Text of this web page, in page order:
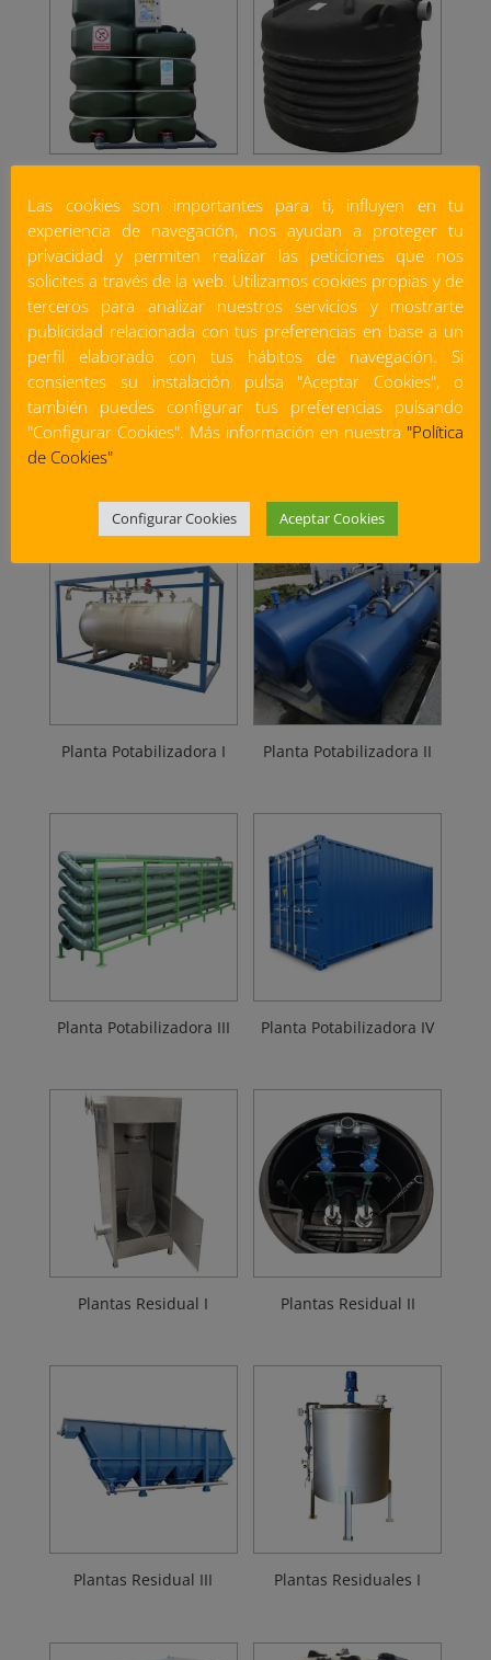
Depósitos y Plantas
Planta Potabilizadora I Planta Potabilizadora II
Planta Potabilizadora III Planta Potabilizadora IV
Plantas Residual I Plantas Residual II
Plantas Residual III Plantas Residuales I
Las cookies son importantes para ti, influyen en tu
experiencia de navegación, nos ayudan a proteger tu
privacidad y permiten realizar las peticiones que nos
solicites a través de la web. Utilizamos cookies propias y de
terceros para analizar nuestros servicios y mostrarte
publicidad relacionada con tus preferencias en base a un
perfil elaborado con tus hábitos de navegación. Si
consientes su instalación pulsa "Aceptar Cookies", o
también puedes configurar tus preferencias pulsando
"Configurar Cookies". Más información en nuestra "Política
de Cookies"
Configurar Cookies Aceptar Cookies